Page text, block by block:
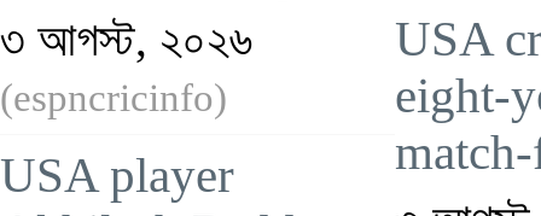
৩ আগস্ট, ২০২৬
(espncricinfo)
USA player
USA
eight-